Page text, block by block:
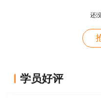
(一)初始注册申请
(二)执业资格证件和
还
学员好评
用户zh****35